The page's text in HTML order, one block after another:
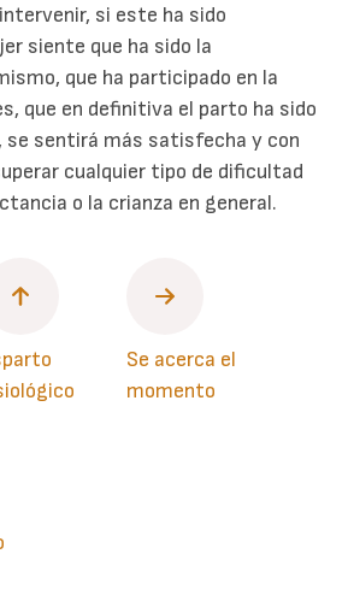
si este ha sido
siente que ha sido la
que ha participado en la
que en definitiva el parto ha sido
se sentirá más satisfecha y con
cualquier tipo de dificultad
o la crianza en general.
parto
Se acerca el
momento